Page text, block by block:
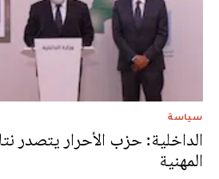
سياسة
الداخلية: حزب الأحرار يتصدر
المهنية